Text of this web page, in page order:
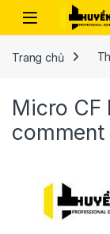
Trang chủ
Micro CF
comment